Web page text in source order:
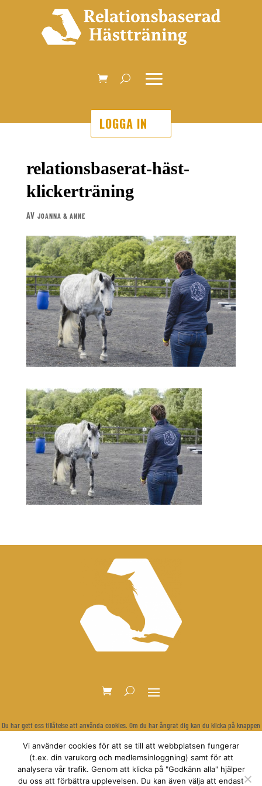
LOGGA IN
relationsbaserat-häst-
klickerträning
AV JOANNA & ANNE
Du har gett oss tillåtelse att använda cookies. Om du har ångrat dig kan du klicka på knappen
Återkalla samtycke
Vi använder cookies för att se till att webbplatsen fungerar
(t.ex. din varukorg och medlemsinloggning) samt för att
analysera vår trafik. Genom att klicka på "Godkänn alla" hjälper
du oss att förbättra upplevelsen. Du kan även välja att endast